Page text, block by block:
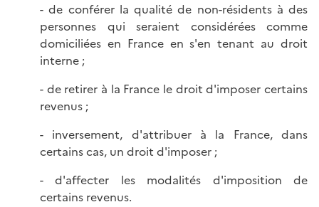
- de conférer la qualité de non-résidents à des
personnes qui seraient considérées comme
domiciliées en France en s'en tenant au droit
interne ;
- de retirer à la France le droit d'imposer certains
revenus ;
- inversement, d'attribuer à la France, dans
certains cas, un droit d'imposer ;
- d'affecter les modalités d'imposition de
certains revenus.